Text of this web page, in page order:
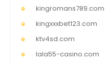
kingromans789.com
kingxxxbet123.com
ktv4sd.com
lala55-casino.com